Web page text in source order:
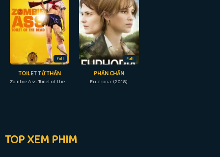
Full
TOILET TỬ THẦN
Zombie Ass: Toilet of the Dead (2012)
Full
PHẤN CHẤN
Euphoria (2018)
TOP XEM PHIM